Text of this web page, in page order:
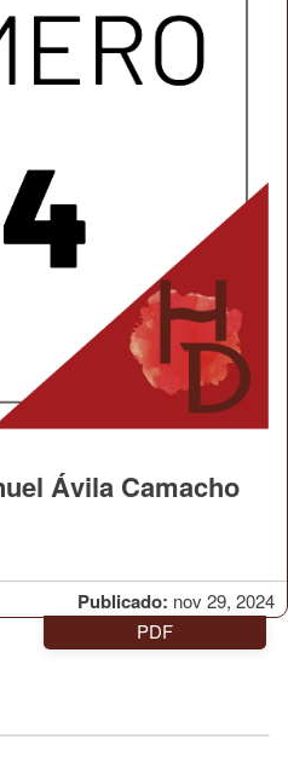
Publicado: nov 29, 2024
Ávila Camacho
PDF